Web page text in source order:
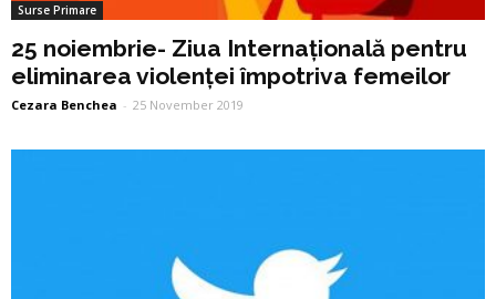
Surse Primare
25 noiembrie- Ziua Internațională pentru
eliminarea violenței împotriva femeilor
Cezara Benchea - 25 November 2019